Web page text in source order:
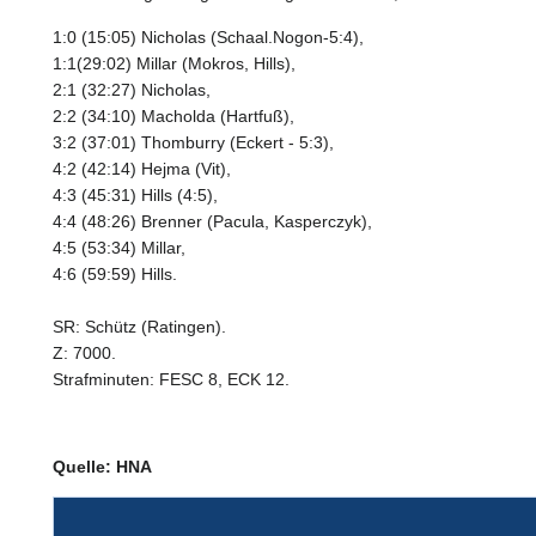
1:0 (15:05) Nicholas (Schaal.Nogon-5:4),
1:1(29:02) Millar (Mokros, Hills),
2:1 (32:27) Nicholas,
2:2 (34:10) Macholda (Hartfuß),
3:2 (37:01) Thomburry (Eckert - 5:3),
4:2 (42:14) Hejma (Vit),
4:3 (45:31) Hills (4:5),
4:4 (48:26) Brenner (Pacula, Kasperczyk),
4:5 (53:34) Millar,
4:6 (59:59) Hills.
SR: Schütz (Ratingen).
Z: 7000.
Strafminuten: FESC 8, ECK 12.
Quelle: HNA